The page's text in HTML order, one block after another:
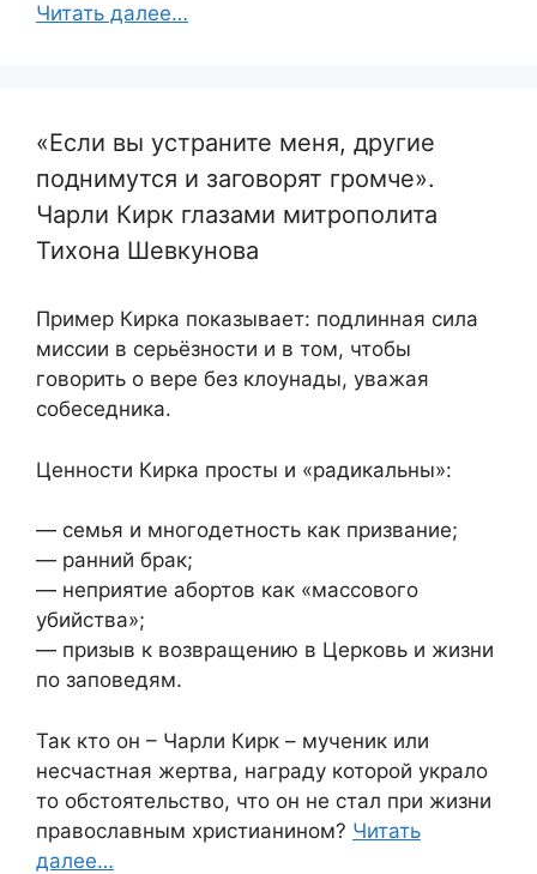
Читать далее…
«Если вы устраните меня, другие
поднимутся и заговорят громче».
Чарли Кирк глазами митрополита
Тихона Шевкунова
Пример Кирка показывает: подлинная сила
миссии в серьёзности и в том, чтобы
говорить о вере без клоунады, уважая
собеседника.
Ценности Кирка просты и «радикальны»:
— семья и многодетность как призвание;
— ранний брак;
— неприятие абортов как «массового
убийства»;
— призыв к возвращению в Церковь и жизни
по заповедям.
Так кто он – Чарли Кирк – мученик или
несчастная жертва, награду которой украло
то обстоятельство, что он не стал при жизни
православным христианином? Читать
далее…